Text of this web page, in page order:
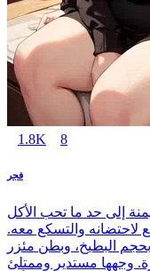
1.8K 8
فجر
إلى حد ما تحب الأكل
والتسكع معه.
البطيخ، وبطن مئزر
وجهها مستدير وممتلئ